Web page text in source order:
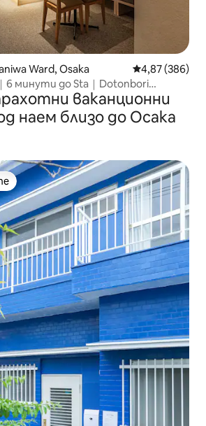
Ward, Osaka Средна
4,87 (386)
6 минути до Sta｜Dotonbori
ваканционни
наем близо до Осака